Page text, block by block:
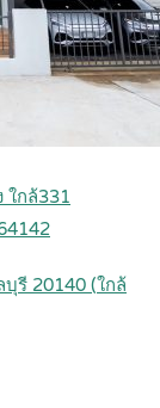
ใกล้331
รี 20140 (ใกล้